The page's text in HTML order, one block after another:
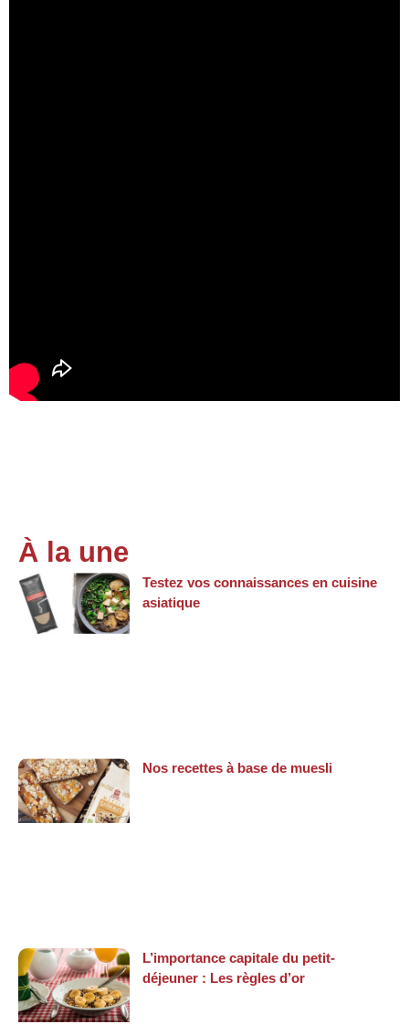
À la une
Testez vos connaissances en cuisine
asiatique
Nos recettes à base de muesli
L’importance capitale du petit-
déjeuner : Les règles d’or